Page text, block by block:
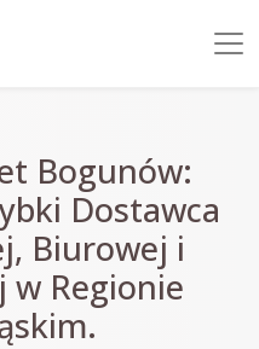
Bogunów:
Dostawca
Biurowej i
w Regionie